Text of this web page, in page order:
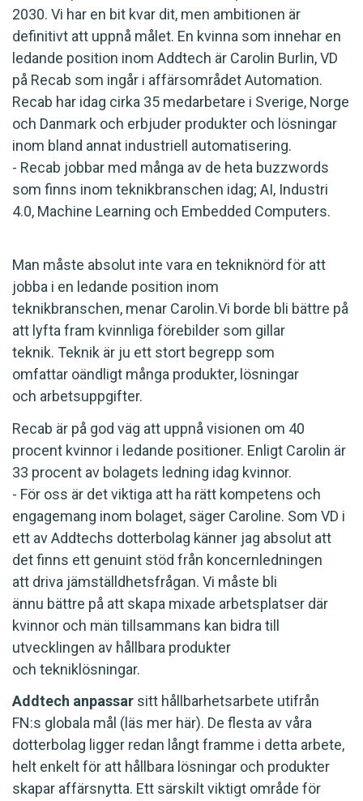
2030. Vi har en bit kvar dit, men ambitionen är
definitivt att uppnå målet. En kvinna som innehar en
ledande position inom Addtech är Carolin Burlin, VD
på Recab som ingår i affärsområdet Automation.
Recab har idag cirka 35 medarbetare i Sverige, Norge
och Danmark och erbjuder produkter och lösningar
inom bland annat industriell automatisering.
- Recab jobbar med många av de heta buzzwords
som finns inom teknikbranschen idag; AI, Industri
4.0, Machine Learning och Embedded Computers.
Man måste absolut inte vara en tekniknörd för att
jobba i en ledande position inom
teknikbranschen, menar Carolin.Vi borde bli bättre på
att lyfta fram kvinnliga förebilder som gillar
teknik. Teknik är ju ett stort begrepp som
omfattar oändligt många produkter, lösningar
och arbetsuppgifter.
Recab är på god väg att uppnå visionen om 40
procent kvinnor i ledande positioner. Enligt Carolin är
33 procent av bolagets ledning idag kvinnor.
- För oss är det viktiga att ha rätt kompetens och
engagemang inom bolaget, säger Caroline. Som VD i
ett av Addtechs dotterbolag känner jag absolut att
det finns ett genuint stöd från koncernledningen
att driva jämställdhetsfrågan. Vi måste bli
ännu bättre på att skapa mixade arbetsplatser där
kvinnor och män tillsammans kan bidra till
utvecklingen av hållbara produkter
och tekniklösningar.
Addtech anpassar sitt hållbarhetsarbete utifrån
FN:s globala mål (läs mer här). De flesta av våra
dotterbolag ligger redan långt framme i detta arbete,
helt enkelt för att hållbara lösningar och produkter
skapar affärsnytta. Ett särskilt viktigt område för